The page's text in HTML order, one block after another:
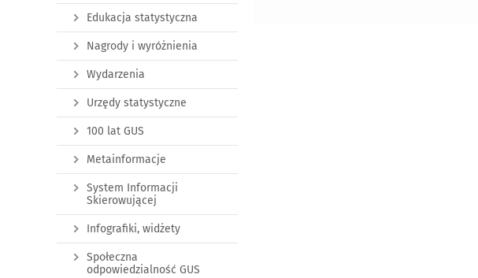
Edukacja statystyczna
Nagrody i wyróżnienia
Wydarzenia
Urzędy statystyczne
100 lat GUS
Metainformacje
System Informacji
Skierowującej
Infografiki, widżety
Społeczna
odpowiedzialność GUS